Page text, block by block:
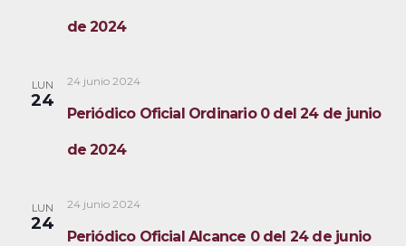
de 2024
LUN
24
Periódico Oficial Ordinario 0 del 24 de junio
de 2024
24 junio 2024
LUN
24
Periódico Oficial Alcance 0 del 24 de junio
24 junio 2024